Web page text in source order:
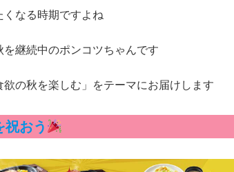
なる時期ですよね
継続中のポンコツちゃんです
の秋を楽しむ」をテーマにお届けします
おう